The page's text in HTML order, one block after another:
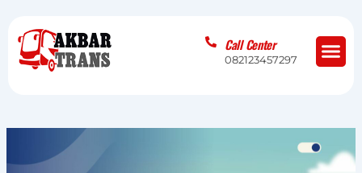
content
Call Center
082123457297